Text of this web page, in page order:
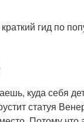
гид по
куда себя
статуя